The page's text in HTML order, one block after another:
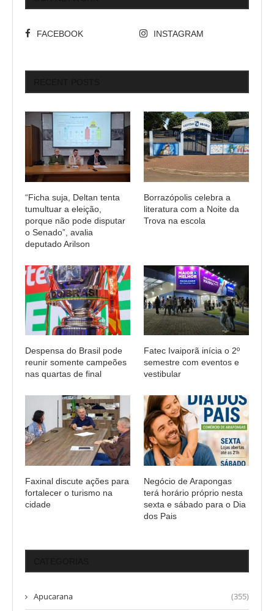
FACEBOOK INSTAGRAM
“Ficha suja, Deltan tenta
tumultuar a eleição,
porque não pode disputar
o Senado”, avalia
deputado Arilson
Borrazópolis celebra a
literatura com a Noite da
Trova na escola
Despensa do Brasil pode
reunir somente campeões
nas quartas de final
Fatec Ivaiporã inícia o 2º
semestre com eventos e
vestibular
Faxinal discute ações para
fortalecer o turismo na
cidade
Negócio de Arapongas
terá horário próprio nesta
sexta e sábado para o Dia
dos Pais
Apucarana (355)